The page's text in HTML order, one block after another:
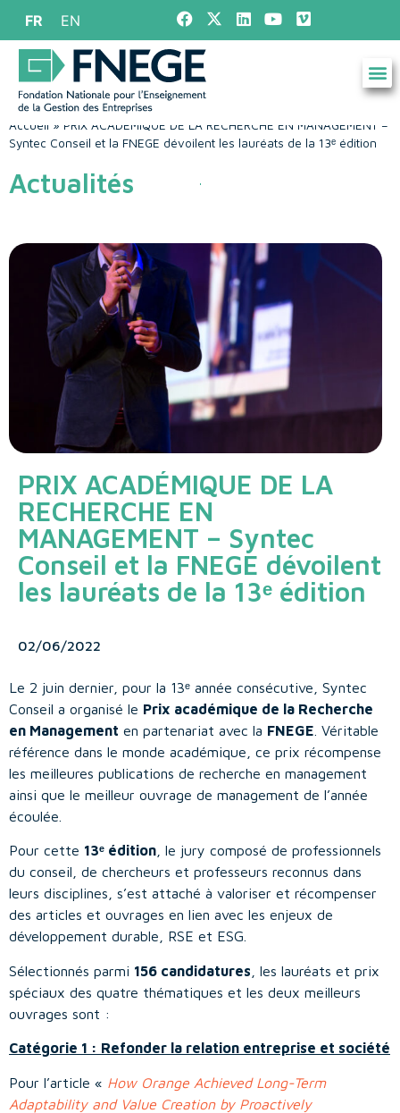
FR EN
Accueil » PRIX ACADÉMIQUE DE LA RECHERCHE EN MANAGEMENT –
Syntec Conseil et la FNEGE dévoilent les lauréats de la 13ᵉ édition
Actualités
PRIX ACADÉMIQUE DE LA
RECHERCHE EN
MANAGEMENT – Syntec
Conseil et la FNEGE dévoilent
les lauréats de la 13ᵉ édition
02/06/2022
Le 2 juin dernier, pour la 13ᵉ année consécutive, Syntec
Conseil a organisé le Prix académique de la Recherche
en Management en partenariat avec la FNEGE . Véritable
référence dans le monde académique, ce prix récompense
les meilleures publications de recherche en management
ainsi que le meilleur ouvrage de management de l’année
écoulée.
Pour cette 13ᵉ édition , le jury composé de professionnels
du conseil, de chercheurs et professeurs reconnus dans
leurs disciplines, s’est attaché à valoriser et récompenser
des articles et ouvrages en lien avec les enjeux de
développement durable, RSE et ESG.
Sélectionnés parmi 156 candidatures , les lauréats et prix
spéciaux des quatre thématiques et les deux meilleurs
ouvrages sont :
Catégorie 1 : Refonder la relation entreprise et société
Pour l’article « How Orange Achieved Long-Term
Adaptability and Value Creation by Proactively